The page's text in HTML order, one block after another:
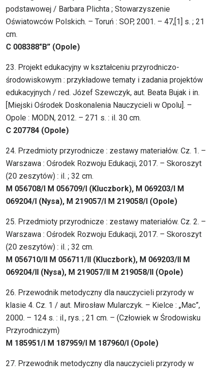
podstawowej / Barbara Plichta ; Stowarzyszenie
Oświatowców Polskich. – Toruń : SOP, 2001. – 47,[1] s. ; 21
cm.
C 008388″B” (Opole)
23. Projekt edukacyjny w kształceniu przyrodniczo-
środowiskowym : przykładowe tematy i zadania projektów
edukacyjnych / red. Józef Szewczyk, aut. Beata Bujak i in.
[Miejski Ośrodek Doskonalenia Nauczycieli w Opolu]. –
Opole : MODN, 2012. – 271 s. : il. 30 cm.
C 207784 (Opole)
24. Przedmioty przyrodnicze : zestawy materiałów. Cz. 1. –
Warszawa : Ośrodek Rozwoju Edukacji, 2017. – Skoroszyt
(20 zeszytów) : il. ; 32 cm.
M 056708/I M 056709/I (Kluczbork), M 069203/I M
069204/I (Nysa), M 219057/I M 219058/I (Opole)
25. Przedmioty przyrodnicze : zestawy materiałów. Cz. 2. –
Warszawa : Ośrodek Rozwoju Edukacji, 2017. – Skoroszyt
(20 zeszytów) : il. ; 32 cm.
M 056710/II M 056711/II (Kluczbork), M 069203/II M
069204/II (Nysa), M 219057/II M 219058/II (Opole)
26. Przewodnik metodyczny dla nauczycieli przyrody w
klasie 4. Cz. 1 / aut. Mirosław Mularczyk. – Kielce : „Mac”,
2000. – 124 s. : il., rys. ; 21 cm. – (Człowiek w Środowisku
Przyrodniczym)
M 185951/I M 187959/I M 187960/I (Opole)
27. Przewodnik metodyczny dla nauczycieli przyrody w